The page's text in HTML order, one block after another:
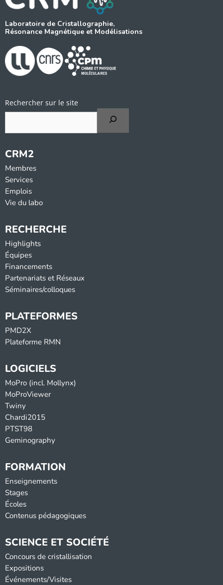
Laboratoire de Cristallographie,
Résonance Magnétique et Modélisations
Rechercher sur le site
CRM2
Membres
Services
Emplois
Vie du labo
RECHERCHE
Highlights
Équipes
Financements
Partenariats et Réseaux
Séminaires/colloques
PLATEFORMES
PMD2X
Plateforme RMN
LOGICIELS
MoPro (incl. Mollynx)
MoProViewer
Twiny
Chardi2015
PTST98
Geminography
FORMATION
Enseignements
Stages
Écoles
Contenus pédagogiques
SCIENCE ET SOCIÉTÉ
Concours de cristallisation
Expositions
Événements/Visites